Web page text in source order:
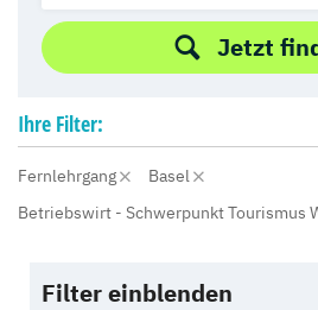
Jetzt
Ihre Filter:
Fernlehrgang
Basel
Betriebswirt - Schwerpunkt Tourismus
Filter einblenden